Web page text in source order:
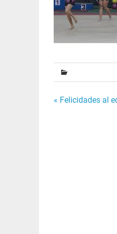
« Felicidades al